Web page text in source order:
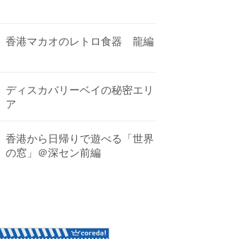
香港マカオのレトロ食器 龍編
ディスカバリーベイの秘密エリ
ア
香港から日帰りで遊べる「世界
の窓」＠深セン前編